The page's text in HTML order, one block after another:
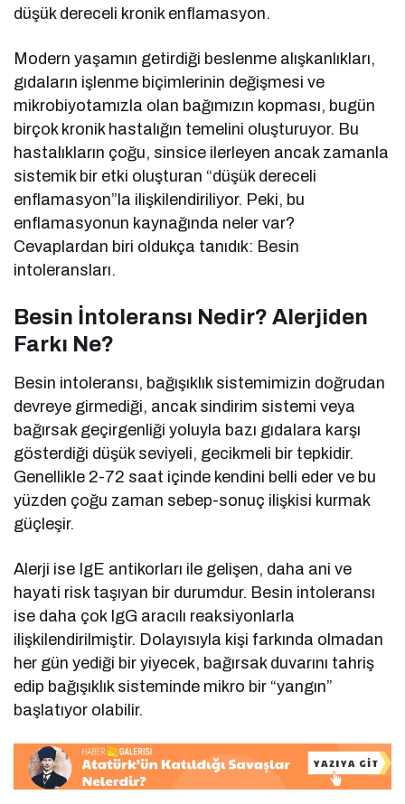
düşük dereceli kronik enflamasyon.
Modern yaşamın getirdiği beslenme alışkanlıkları,
gıdaların işlenme biçimlerinin değişmesi ve
mikrobiyotamızla olan bağımızın kopması, bugün
birçok kronik hastalığın temelini oluşturuyor. Bu
hastalıkların çoğu, sinsice ilerleyen ancak zamanla
sistemik bir etki oluşturan “düşük dereceli
enflamasyon”la ilişkilendiriliyor. Peki, bu
enflamasyonun kaynağında neler var?
Cevaplardan biri oldukça tanıdık: Besin
intoleransları.
Besin İntoleransı Nedir? Alerjiden
Farkı Ne?
Besin intoleransı, bağışıklık sistemimizin doğrudan
devreye girmediği, ancak sindirim sistemi veya
bağırsak geçirgenliği yoluyla bazı gıdalara karşı
gösterdiği düşük seviyeli, gecikmeli bir tepkidir.
Genellikle 2-72 saat içinde kendini belli eder ve bu
yüzden çoğu zaman sebep-sonuç ilişkisi kurmak
güçleşir.
Alerji ise IgE antikorları ile gelişen, daha ani ve
hayati risk taşıyan bir durumdur. Besin intoleransı
ise daha çok IgG aracılı reaksiyonlarla
ilişkilendirilmiştir. Dolayısıyla kişi farkında olmadan
her gün yediği bir yiyecek, bağırsak duvarını tahriş
edip bağışıklık sisteminde mikro bir “yangın”
başlatıyor olabilir.